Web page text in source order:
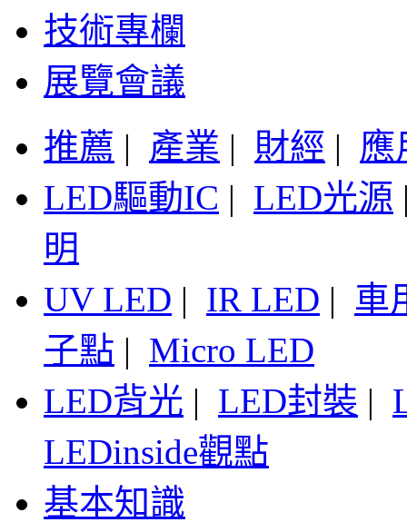
技術專欄
展覽會議
推薦 | 產業 | 財經 | 應
LED驅動IC | LED光源
明
UV LED | IR LED | 車
子點 | Micro LED
LED背光 | LED封裝 |
LEDinside觀點
基本知識